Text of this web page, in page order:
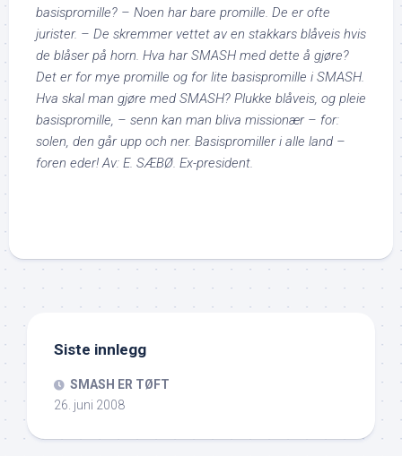
basispromille? – Noen har bare promille. De er ofte
jurister. – De skremmer vettet av en stakkars blåveis hvis
de blåser på horn. Hva har SMASH med dette å gjøre?
Det er for mye promille og for lite basispromille i SMASH.
Hva skal man gjøre med SMASH? Plukke blåveis, og pleie
basispromille, – senn kan man bliva missionær – for:
solen, den går upp och ner. Basispromiller i alle land –
foren eder! Av: E. SÆBØ. Ex-president.
Siste innlegg
SMASH ER TØFT
26. juni 2008